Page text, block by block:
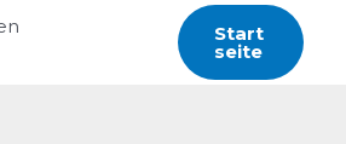
Start
Seite